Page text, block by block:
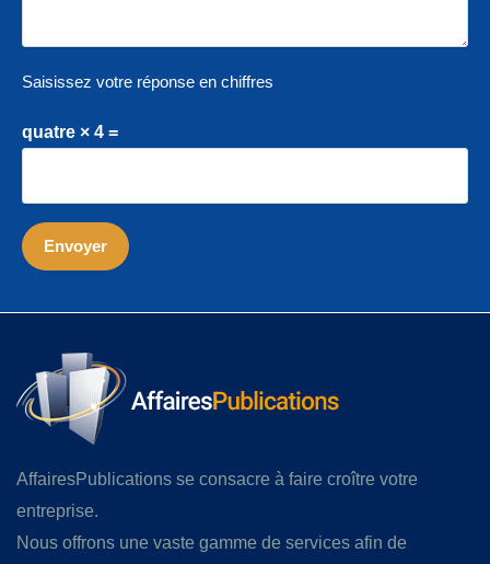
Saisissez votre réponse en chiffres
quatre × 4 =
AffairesPublications se consacre à faire croître votre
entreprise.
Nous offrons une vaste gamme de services afin de